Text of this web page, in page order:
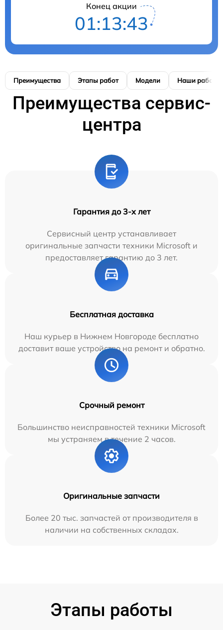
Конец акции
01:13:42
Преимущества Этапы работ Модели Наши работы
Преимущества сервис-
центра
Гарантия до 3-х лет
Сервисный центр устанавливает
оригинальные запчасти техники Microsoft и
предоставляет гарантию до 3 лет.
Бесплатная доставка
Наш курьер в Нижнем Новгороде бесплатно
доставит ваше устройство на ремонт и обратно.
Срочный ремонт
Большинство неисправностей техники Microsoft
мы устраняем в течение 2 часов.
Оригинальные запчасти
Более 20 тыс. запчастей от производителя в
наличии на собственных складах.
Этапы работы